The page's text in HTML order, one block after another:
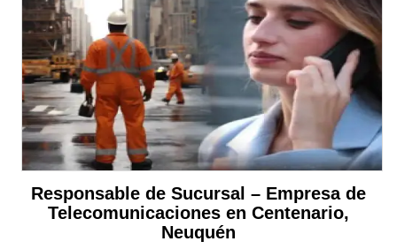
Responsable de Sucursal – Empresa de
Telecomunicaciones en Centenario,
Neuquén